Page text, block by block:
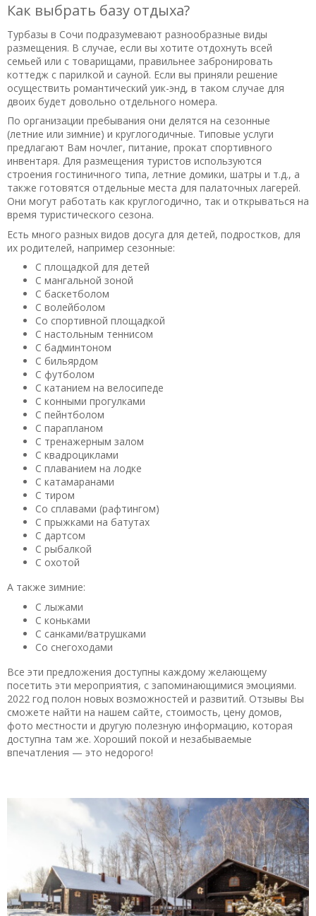
Как выбрать базу отдыха?
Турбазы в Сочи подразумевают разнообразные виды
размещения. В случае, если вы хотите отдохнуть всей
семьей или с товарищами, правильнее забронировать
коттедж с парилкой и сауной. Если вы приняли решение
осуществить романтический уик-энд, в таком случае для
двоих будет довольно отдельного номера.
По организации пребывания они делятся на сезонные
(летние или зимние) и круглогодичные. Типовые услуги
предлагают Вам ночлег, питание, прокат спортивного
инвентаря. Для размещения туристов используются
строения гостиничного типа, летние домики, шатры и т.д., а
также готовятся отдельные места для палаточных лагерей.
Они могут работать как круглогодично, так и открываться на
время туристического сезона.
Есть много разных видов досуга для детей, подростков, для
их родителей, например сезонные:
С площадкой для детей
С мангальной зоной
С баскетболом
С волейболом
Со спортивной площадкой
С настольным теннисом
С бадминтоном
С бильярдом
С футболом
С катанием на велосипеде
С конными прогулками
С пейнтболом
С парапланом
С тренажерным залом
С квадроциклами
С плаванием на лодке
С катамаранами
С тиром
Со сплавами (рафтингом)
С прыжками на батутах
С дартсом
С рыбалкой
С охотой
А также зимние:
С лыжами
С коньками
С санками/ватрушками
Со снегоходами
Все эти предложения доступны каждому желающему
посетить эти мероприятия, с запоминающимися эмоциями.
2022 год полон новых возможностей и развитий. Отзывы Вы
сможете найти на нашем сайте, стоимость, цену домов,
фото местности и другую полезную информацию, которая
доступна там же. Хороший покой и незабываемые
впечатления — это недорого!